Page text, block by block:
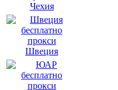
Чехия
Швеция